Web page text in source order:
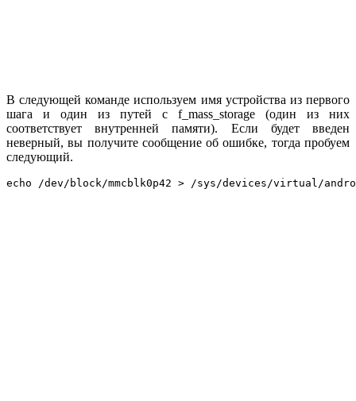
В следующей команде используем имя устройства из первого
шага и один из путей с f_mass_storage (один из них
соответствует внутренней памяти). Если будет введен
неверный, вы получите сообщение об ошибке, тогда пробуем
следующий.
echo /dev/block/mmcblk0p42 > /sys/devices/virtual/